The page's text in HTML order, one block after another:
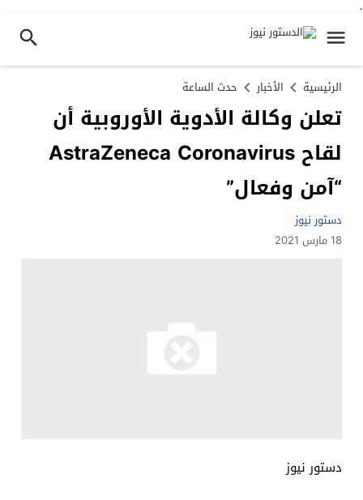
.
الرئيسية الأخبار حدث الساعة
تعلن وكالة الأدوية الأوروبية أن
لقاح AstraZeneca Coronavirus
“آمن وفعال”
دستور نيوز
18 مارس 2021
دستور نيوز